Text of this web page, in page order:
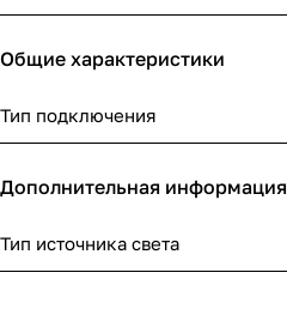
Общие характеристики
Тип подключения
Дополнительная информация
Тип источника света